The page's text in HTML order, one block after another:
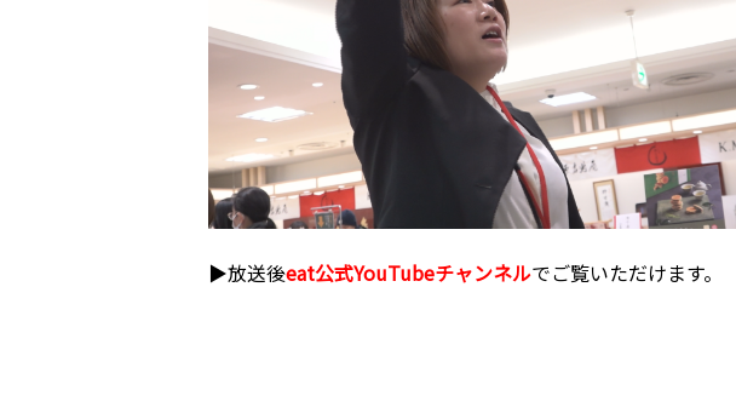
▶放送後eat公式YouTubeチャンネルでご覧いただけます。